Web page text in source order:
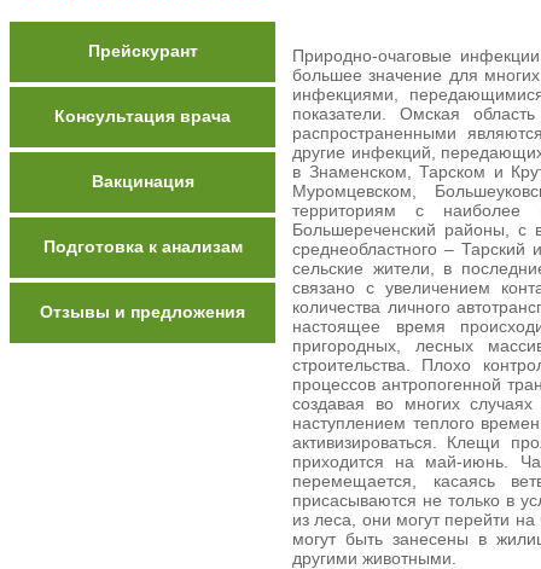
Прейскурант
Консультация врача
Вакцинация
Подготовка к анализам
Отзывы и предложения
Природно-очаговые
большее значение для
инфекциями,
показатели. Омская
распространенными
другие инфекций,
в Знаменском, Тарском и
Муромцевском,
территориям с наиболее
Большереченский районы, с
среднеобластного –
сельские жители, в
связано с увеличением
количества личного
настоящее время
пригородных, лесных
строительства. Плохо
процессов антропогенной
создавая во многих
наступлением теплого
активизироваться. Клещи
приходится на май-июнь.
перемещается, касаясь
присасываются не только в
из леса, они могут перейти
могут быть занесены в
другими животными.